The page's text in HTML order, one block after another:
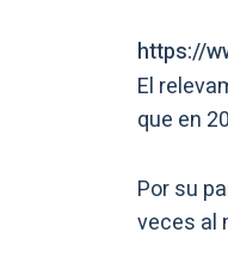
https://
El
que en
Por su
veces al